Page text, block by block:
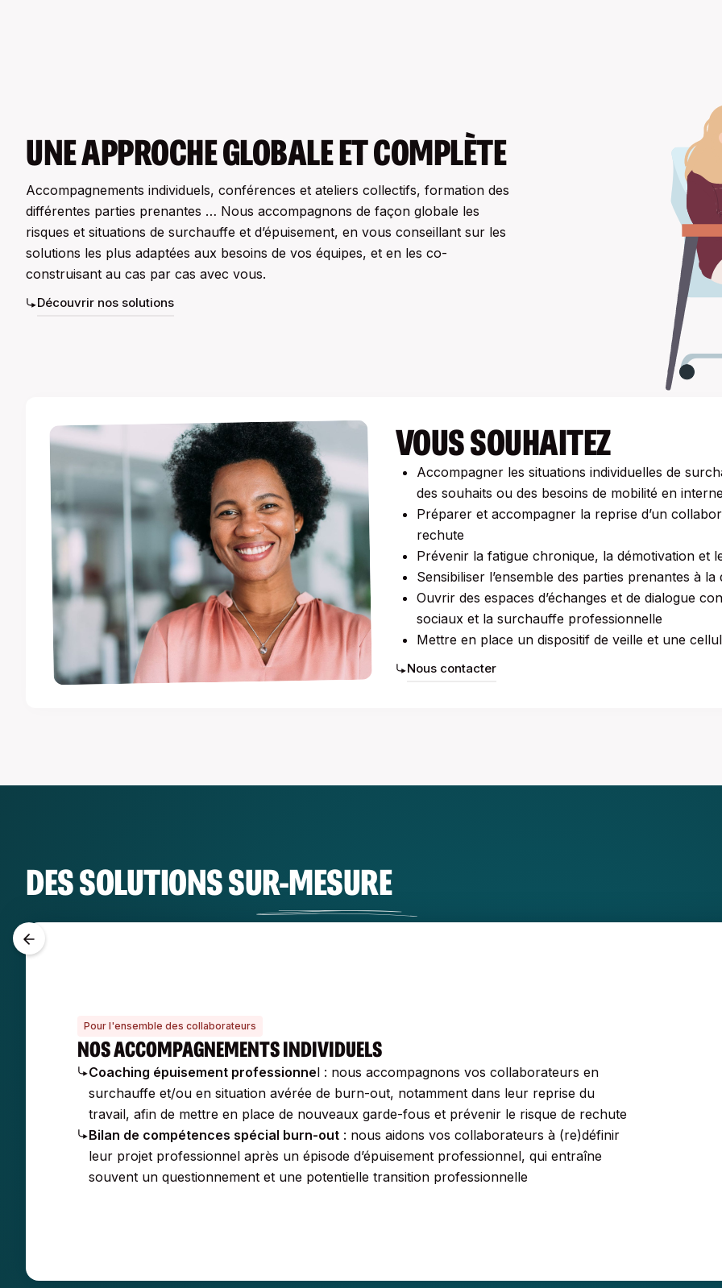
UNE APPROCHE GLOBALE ET COMPLÈTE
Accompagnements individuels, conférences et ateliers collectifs, formation des
différentes parties prenantes … Nous accompagnons de façon globale les
risques et situations de surchauffe et d’épuisement, en vous conseillant sur les
solutions les plus adaptées aux besoins de vos équipes, et en les co-
construisant au cas par cas avec vous.
Découvrir nos solutions
VOUS SOUHAITEZ
Accompagner les situations individuelles de
des souhaits ou des besoins de mobilité en
Préparer et accompagner la reprise d’un
rechute
Prévenir la fatigue chronique, la démotivation et
Sensibiliser l’ensemble des parties prenantes à
Ouvrir des espaces d’échanges et de dialogue
sociaux et la surchauffe professionnelle
Mettre en place un dispositif de veille et une
Nous contacter
DES SOLUTIONS SUR-MESURE
Pour l'ensemble des collaborateurs
NOS ACCOMPAGNEMENTS INDIVIDUELS
Coaching épuisement professionnel : nous accompagnons vos collaborateurs en
surchauffe et/ou en situation avérée de burn-out, notamment dans leur reprise du
travail, afin de mettre en place de nouveaux garde-fous et prévenir le risque de rechute
Bilan de compétences spécial burn-out : nous aidons vos collaborateurs à (re)définir
leur projet professionnel après un épisode d’épuisement professionnel, qui entraîne
souvent un questionnement et une potentielle transition professionnelle